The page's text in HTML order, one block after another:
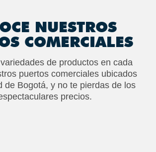
NUESTROS
COMERCIALES
de productos en cada
puertos comerciales ubicados
de Bogotá, y no te pierdas de los
precios.